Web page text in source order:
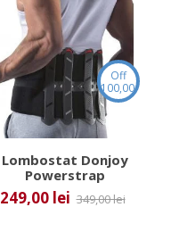
Off
100,00 lei
Lombostat Donjoy
Powerstrap
249,00 lei 349,00 lei